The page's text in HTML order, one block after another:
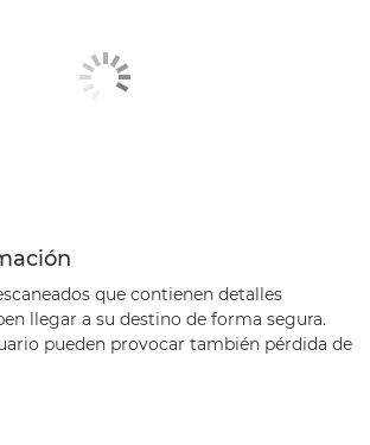
que contienen detalles
llegar a su destino de forma segura.
pueden provocar también pérdida de